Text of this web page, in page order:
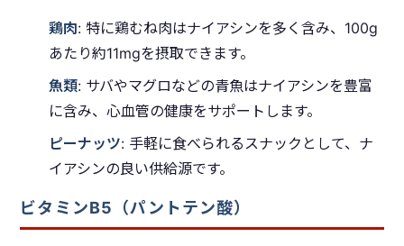
鶏肉: 特に鶏むね肉はナイアシンを多く含み、100g
あたり約11mgを摂取できます。
魚類: サバやマグロなどの青魚はナイアシンを豊富
に含み、心血管の健康をサポートします。
ピーナッツ: 手軽に食べられるスナックとして、ナ
イアシンの良い供給源です。
ビタミンB5（パントテン酸）